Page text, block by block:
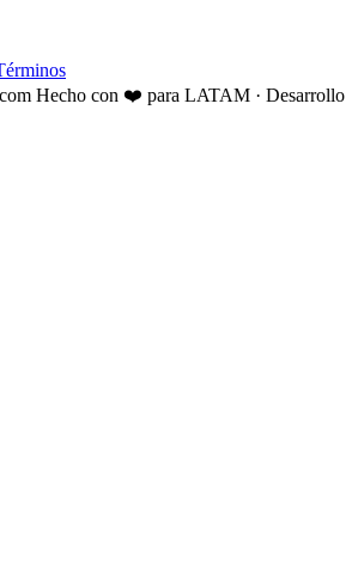
Hecho con ❤️ para LATAM · Desarrollo